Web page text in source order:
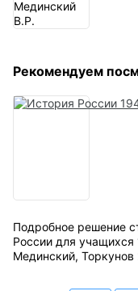
Рекомендуем
Подробное решение
России для учащихся
Мединский, Торкунов